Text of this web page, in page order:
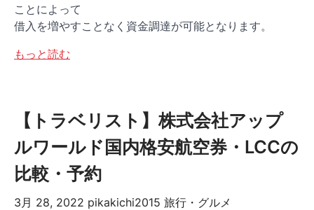
ことによって
借入を増やすことなく資金調達が可能となります。
もっと読む
【トラベリスト】株式会社アップ
ルワールド国内格安航空券・LCCの
比較・予約
3月 28, 2022 pikakichi2015 旅行・グルメ